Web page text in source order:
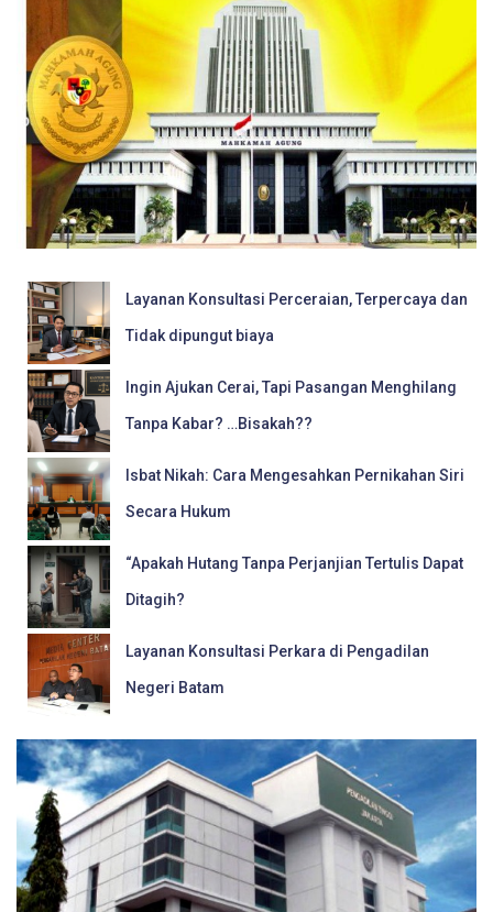
Layanan Konsultasi Perceraian, Terpercaya dan
Tidak dipungut biaya
Ingin Ajukan Cerai, Tapi Pasangan Menghilang
Tanpa Kabar? …Bisakah??
Isbat Nikah: Cara Mengesahkan Pernikahan Siri
Secara Hukum
“Apakah Hutang Tanpa Perjanjian Tertulis Dapat
Ditagih?
Layanan Konsultasi Perkara di Pengadilan
Negeri Batam